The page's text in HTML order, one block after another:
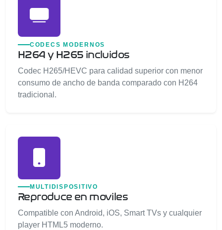
CODECS MODERNOS
H264 y H265 incluidos
Codec H265/HEVC para calidad superior con menor
consumo de ancho de banda comparado con H264
tradicional.
MULTIDISPOSITIVO
Reproduce en moviles
Compatible con Android, iOS, Smart TVs y cualquier
player HTML5 moderno.